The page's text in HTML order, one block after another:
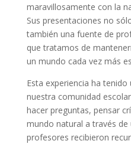
maravillosamente con la
Sus presentaciones no
también una fuente de
que tratamos de
un mundo cada vez más
Esta experiencia ha
nuestra comunidad
hacer preguntas, pensar
mundo natural a través de
profesores recibieron